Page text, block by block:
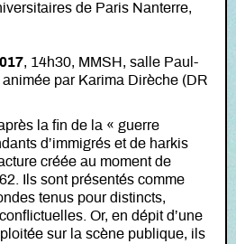
de Paris Nanterre,
, 14h30, MMSH, salle Paul-
par Karima Dirèche (DR
la fin de la « guerre
d’immigrés et de harkis
créée au moment de
Ils sont présentés comme
tenus pour distincts,
Or, en dépit d’une
sur la scène publique, ils